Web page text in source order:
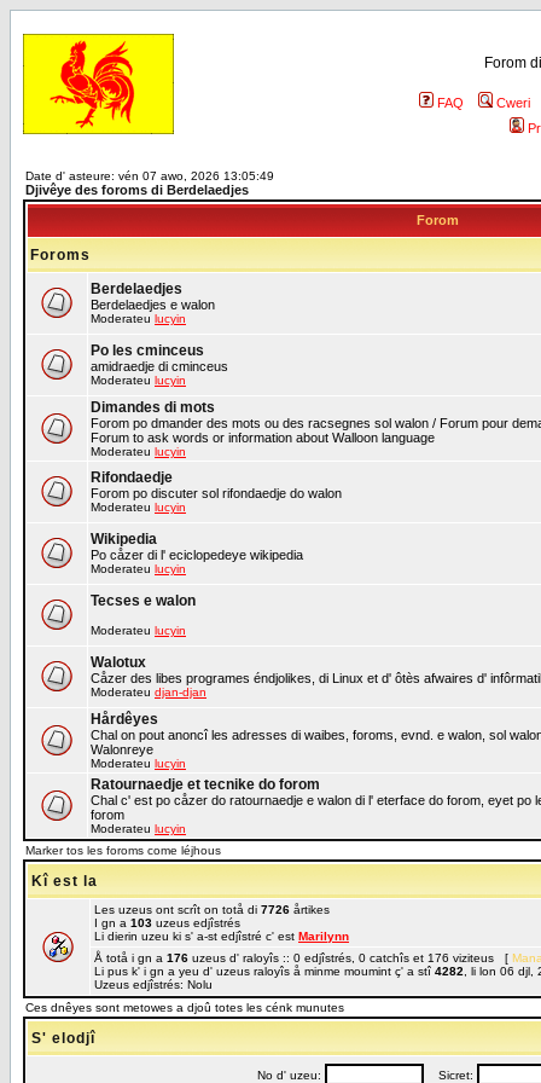
Forom
FAQ
Cweri
Date d' asteure: vén 07 awo, 2026 13:05:49
Djivêye des foroms di Berdelaedjes
Forom
Foroms
Berdelaedjes
Berdelaedjes e walon
Moderateu lucyin
Po les cminceus
amidraedje di cminceus
Moderateu lucyin
Dimandes di mots
Forom po dmander des mots ou des racsegnes sol walon / Forum pour
Forum to ask words or information about Walloon language
Moderateu lucyin
Rifondaedje
Forom po discuter sol rifondaedje do walon
Moderateu lucyin
Wikipedia
Po cåzer di l' eciclopedeye wikipedia
Moderateu lucyin
Tecses e walon
Moderateu lucyin
Walotux
Cåzer des libes programes éndjolikes, di Linux et d' ôtès afwaires d'
Moderateu djan-djan
Hårdêyes
Chal on pout anoncî les adresses di waibes, foroms, evnd. e walon, sol
Walonreye
Moderateu lucyin
Ratournaedje et tecnike do forom
Chal c' est po cåzer do ratournaedje e walon di l' eterface do forom, eyet
forom
Moderateu lucyin
Marker tos les foroms come léjhous
Kî est la
Les uzeus ont scrît on totå di 7726 årtikes
I gn a 103 uzeus edjîstrés
Li dierin uzeu ki s' a-st edjîstré c' est Marilynn
Å totå i gn a 176 uzeus d' raloyîs :: 0 edjîstrés, 0 catchîs et 176 viziteus [
Li pus k' i gn a yeu d' uzeus raloyîs å minme moumint ç' a stî 4282 , li lon 06
Uzeus edjîstrés: Nolu
Ces dnêyes sont metowes a djoû totes les cénk munutes
S' elodjî
No d' uzeu: Sicret: